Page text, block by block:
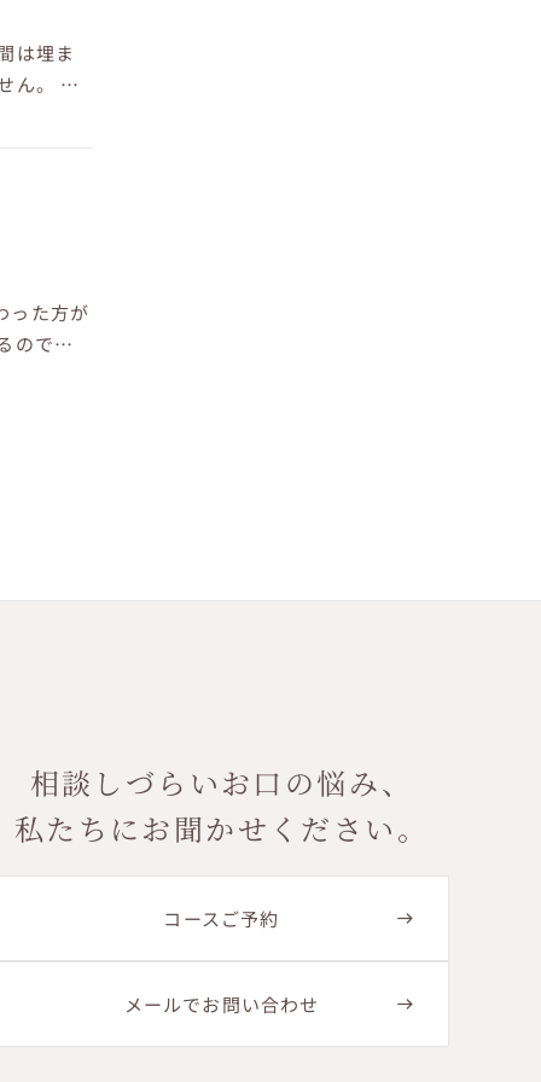
は埋ま
ん。 今
った方が
のでは
相談しづらいお口の悩み、
私たちにお聞かせください。
コースご予約
メールでお問い合わせ